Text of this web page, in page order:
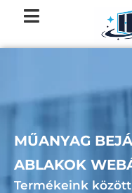
MŰANYAG
ABLAKOK
Termékeink